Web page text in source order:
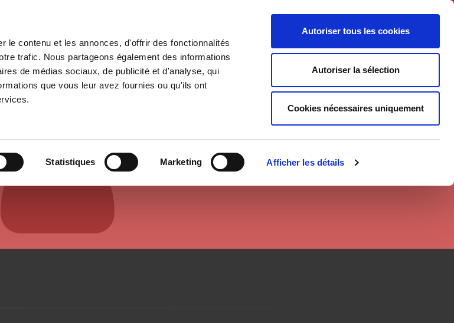
le contenu et les annonces, d'offrir des fonctionnalités
trafic. Nous partageons également des informations
de médias sociaux, de publicité et d'analyse, qui
que vous leur avez fournies ou qu'ils ont
Statistiques Marketing Afficher les détails
Autoriser tous les cookies
Autoriser la sélection
Cookies nécessaires uniquement
English
History International Politics
& CONTRIBUTORS